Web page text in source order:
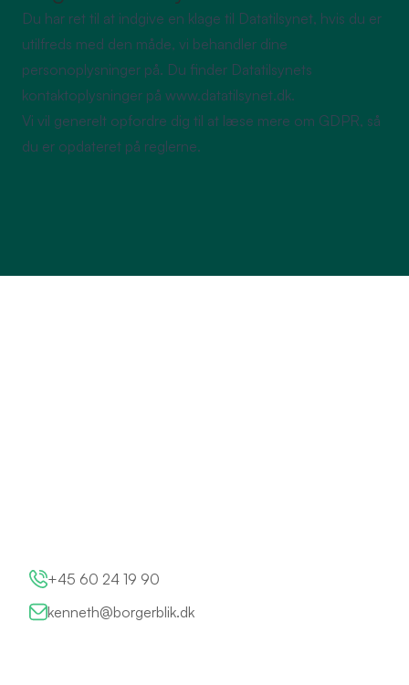
Du har ret til at indgive en klage til Datatilsynet, hvis du er
utilfreds med den måde, vi behandler dine
personoplysninger på. Du finder Datatilsynets
kontaktoplysninger på www.datatilsynet.dk.
Vi vil generelt opfordre dig til at læse mere om GDPR, så
du er opdateret på reglerne.
+45 60 24 19 90
kenneth@borgerblik.dk